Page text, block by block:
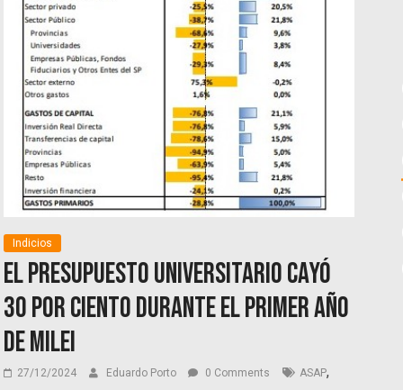
Indicios
El presupuesto universitario cayó
30 por ciento durante el primer año
de Milei
27/12/2024 Eduardo Porto 0 Comments ASAP,